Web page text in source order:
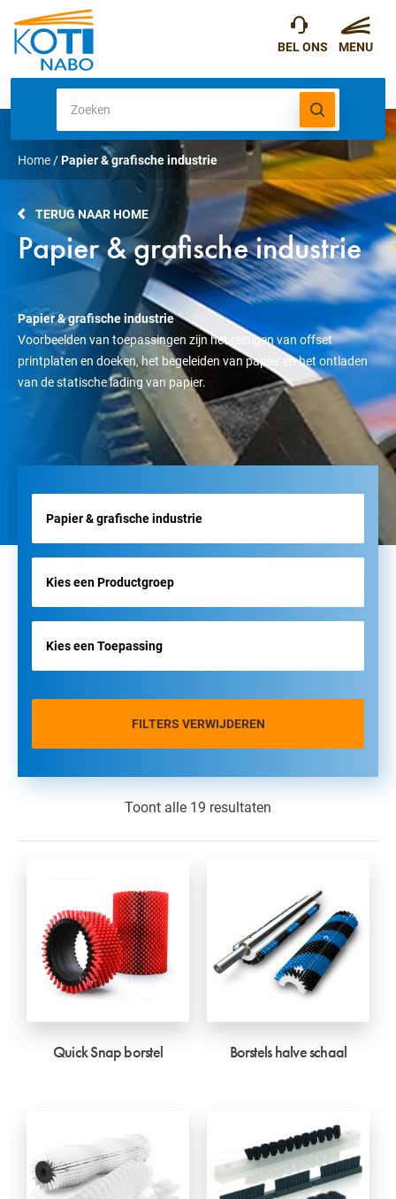
Home /Papier & grafische industrie
TERUG NAAR HOME
Papier & grafische industrie
Papier & grafische industrie
Voorbeelden van toepassingen zijn het reinigen van offset
printplaten en doeken, het begeleiden van papier en het ontladen
van de statische lading van papier.
FILTERS VERWIJDEREN
Toont alle 19 resultaten
Quick Snap borstel Borstels halve schaal